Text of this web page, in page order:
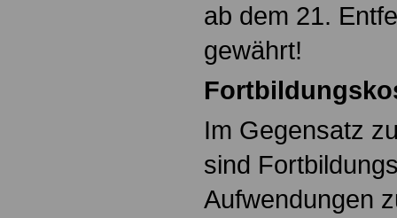
ab dem 21.
gewährt!
Im Gegensatz
sind
Aufwendungen